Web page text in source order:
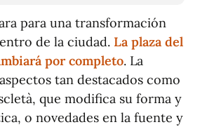
para una transformación
de la ciudad. La plaza del
por completo. La
tan destacados como
que modifica su forma y
o novedades en la fuente y